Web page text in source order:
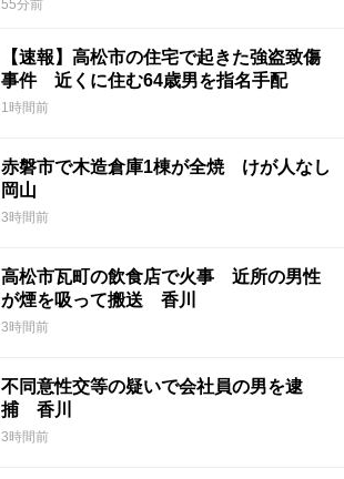
55分前
【速報】高松市の住宅で起きた強盗致傷
事件 近くに住む64歳男を指名手配
1時間前
赤磐市で木造倉庫1棟が全焼 けが人なし
岡山
3時間前
高松市瓦町の飲食店で火事 近所の男性
が煙を吸って搬送 香川
3時間前
不同意性交等の疑いで会社員の男を逮
捕 香川
3時間前